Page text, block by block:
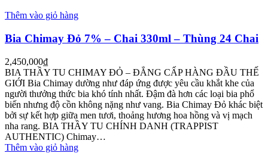
Thêm vào giỏ hàng
Bia Chimay Đỏ 7% – Chai 330ml – Thùng 24 Chai
2,450,000₫
BIA THẦY TU CHIMAY ĐỎ – ĐẲNG CẤP HÀNG ĐẦU THẾ
GIỚI Bia Chimay dường như đáp ứng được yêu cầu khắt khe của
người thưởng thức bia khó tính nhất. Đậm đà hơn các loại bia phổ
biến nhưng độ cồn không nặng như vang. Bia Chimay Đỏ khác biệt
bởi sự kết hợp giữa men tươi, thoảng hương hoa hồng và vị mạch
nha rang. BIA THẦY TU CHÍNH DANH (TRAPPIST
AUTHENTIC) Chimay…
Thêm vào giỏ hàng